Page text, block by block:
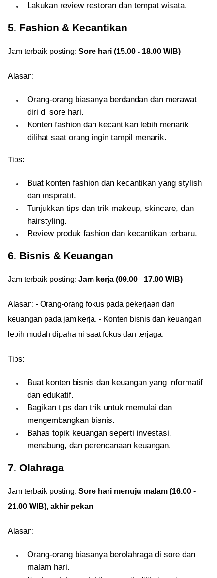
Lakukan review restoran dan tempat wisata.
5. Fashion & Kecantikan
Jam terbaik posting: Sore hari (15.00 - 18.00 WIB)
Alasan:
Orang-orang biasanya berdandan dan merawat
diri di sore hari.
Konten fashion dan kecantikan lebih menarik
dilihat saat orang ingin tampil menarik.
Tips:
Buat konten fashion dan kecantikan yang stylish
dan inspiratif.
Tunjukkan tips dan trik makeup, skincare, dan
hairstyling.
Review produk fashion dan kecantikan terbaru.
6. Bisnis & Keuangan
Jam terbaik posting: Jam kerja (09.00 - 17.00 WIB)
Alasan: - Orang-orang fokus pada pekerjaan dan
keuangan pada jam kerja. - Konten bisnis dan keuangan
lebih mudah dipahami saat fokus dan terjaga.
Tips:
Buat konten bisnis dan keuangan yang informatif
dan edukatif.
Bagikan tips dan trik untuk memulai dan
mengembangkan bisnis.
Bahas topik keuangan seperti investasi,
menabung, dan perencanaan keuangan.
7. Olahraga
Jam terbaik posting: Sore hari menuju malam (16.00 -
21.00 WIB), akhir pekan
Alasan:
Orang-orang biasanya berolahraga di sore dan
malam hari.